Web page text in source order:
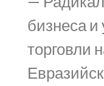
бизнеса
торговли